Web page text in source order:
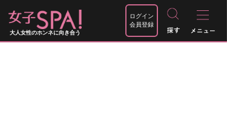
大人女性のホンネに向き合う
ログイン
会員登録